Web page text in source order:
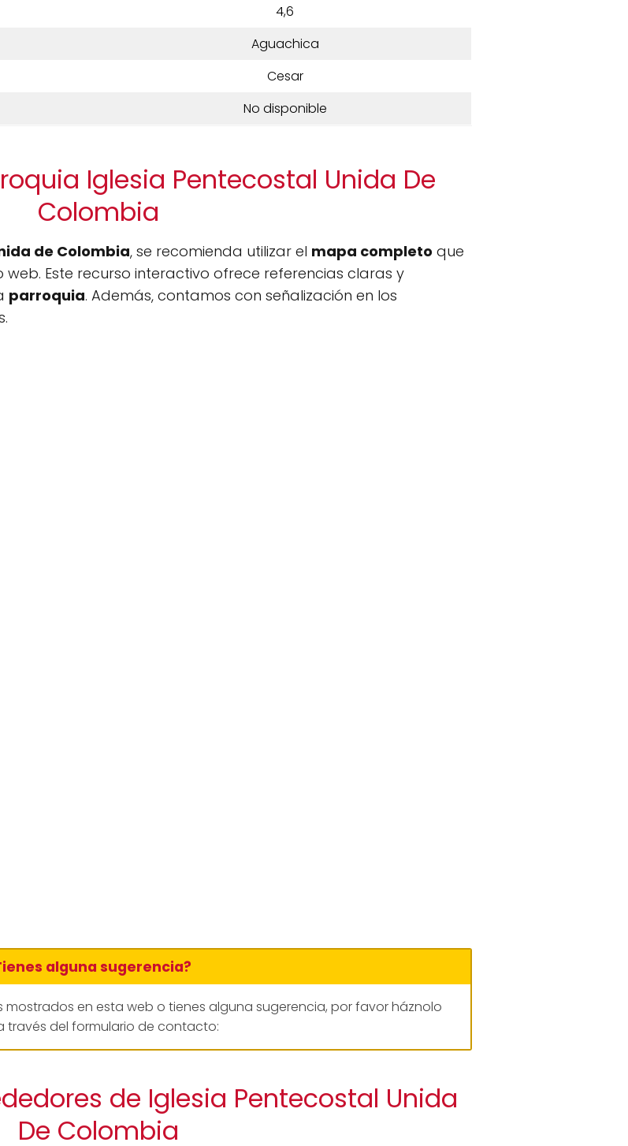
4,6
Aguachica
Cesar
No disponible
Iglesia Pentecostal Unida De
Colombia
de Colombia, se recomienda utilizar el mapa completo que
Este recurso interactivo ofrece referencias claras y
parroquia. Además, contamos con señalización en los
alguna sugerencia?
mostrados en esta web o tienes alguna sugerencia, por favor háznolo
del formulario de contacto:
de Iglesia Pentecostal Unida
De Colombia